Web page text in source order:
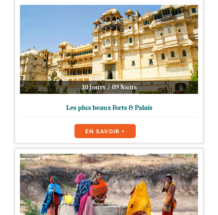
10 Jours / 09 Nuits
Les plus beaux Forts & Palais
EN SAVOIR +